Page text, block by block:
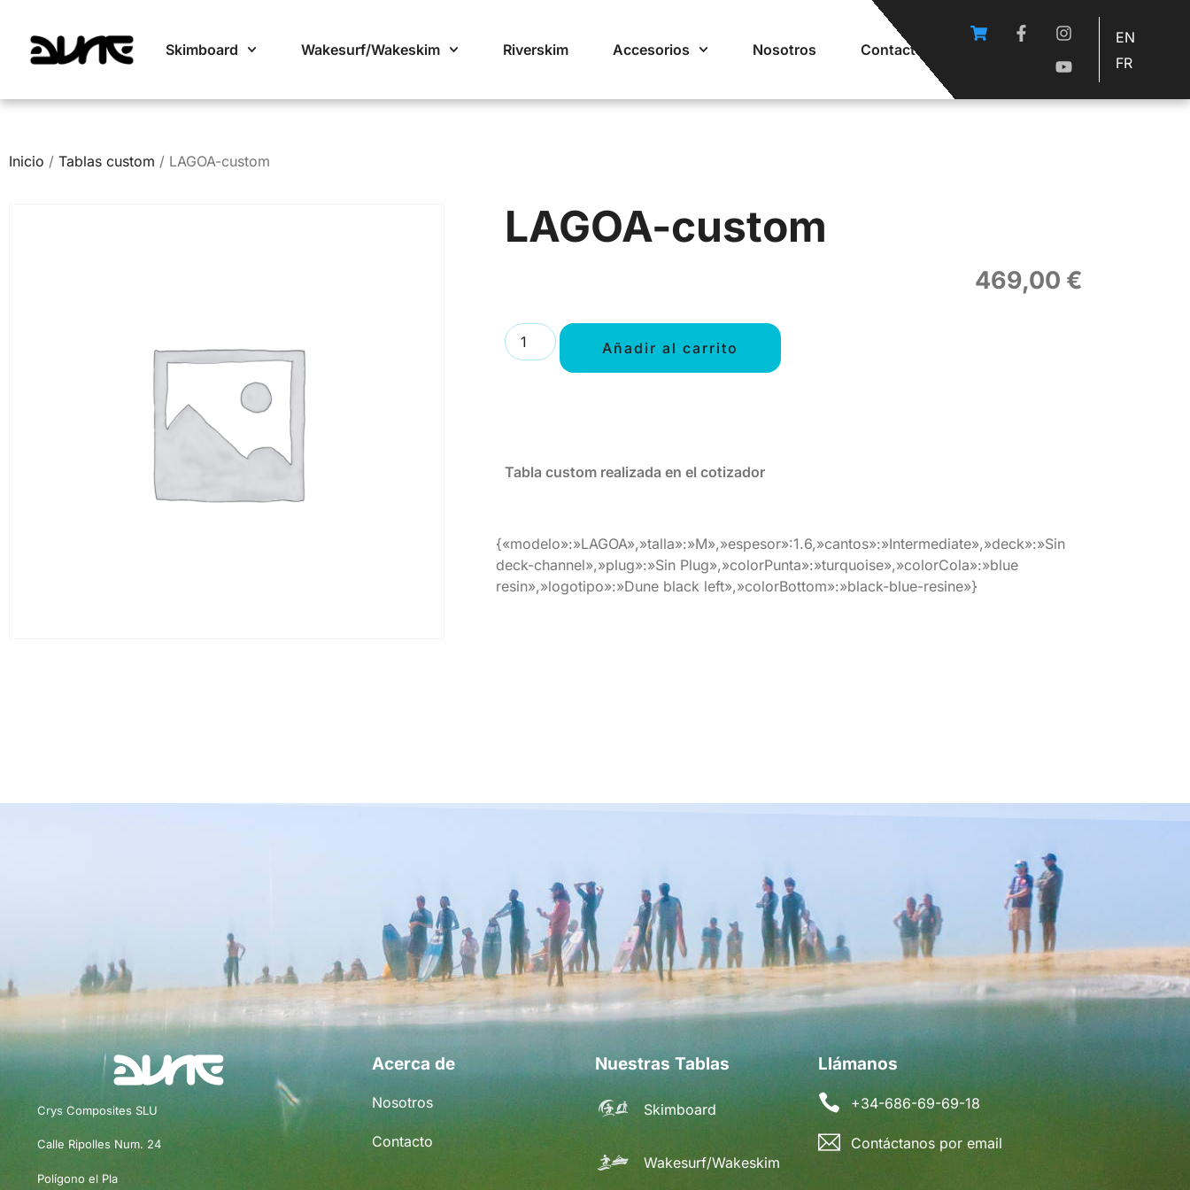
Skimboard Wakesurf/Wakeskim Riverskim Accesorios Nosotros Contacto
EN
FR
Inicio / Tablas custom / LAGOA-custom
LAGOA-custom
469,00 €
Añadir al carrito
Tabla custom realizada en el cotizador
{«modelo»:»LAGOA»,»talla»:»M»,»espesor»:1.6,»cantos»:»Intermediate»,»deck»:»Sin
deck-channel»,»plug»:»Sin Plug»,»colorPunta»:»turquoise»,»colorCola»:»blue
resin»,»logotipo»:»Dune black left»,»colorBottom»:»black-blue-resine»}
Crys Composites SLU
Calle Ripolles Num. 24
Polígono el Pla
Acerca de
Nosotros
Contacto
Nuestras Tablas
Skimboard
Wakesurf/Wakeskim
Llámanos
+34-686-69-69-18
Contáctanos por email